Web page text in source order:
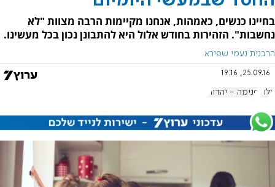
בחיינו כנשים, כאמהות, אנחנו מקיימות הרבה מצוות "לא
נחשבות". הזהירות בחודש אלול היא להתבונן נכון בכל מעשינו.
הרבנית נעמי שפירא
25.09.16, 19:16
אלול פנימה - יהדות